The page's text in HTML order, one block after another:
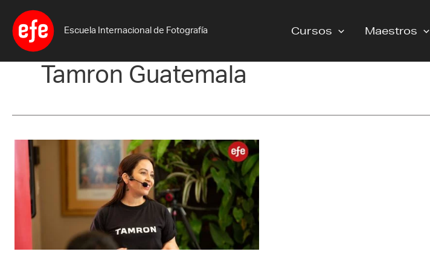
contenido
Escuela Internacional de Fotografía Cursos Maestros
Tamron Guatemala
Escuela
Fotografía